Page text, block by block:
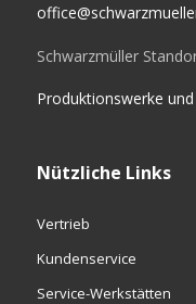
Schwarzmüller
Produktionswerke
Nützliche Links
Vertrieb
Kundenservice
Service-Werkstätten